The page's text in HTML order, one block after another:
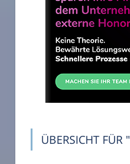
ÜBERSICHT FÜR "